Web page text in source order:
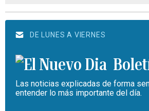
DE LUNES A VIERNES
Las noticias explicadas de forma
entender lo más importante del día.